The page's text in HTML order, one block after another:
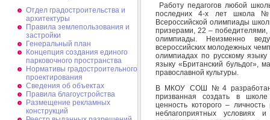
Отдел градостроительства и
архитектуры
Правила землепользования и
застройки
Генеральный план
Концепция создания единого
парковочного пространства
Нормативы градостроительного
проектирования
Сведения об объектах
Правила благоустройства
Размещение рекламных
конструкций
Работу педагогов любой
последних 4-х лет школа №
Всероссийской олимпиады
призерами, 22 – победителями,
олимпиады. Неизменно
всероссийских молодежных
олимпиадах по русскому
языку «Британский бульдог»,
православной культуры.
В МКОУ СОШ №4 разработана
призванная создать в школе
ценность которого –
неблагоприятных условиях